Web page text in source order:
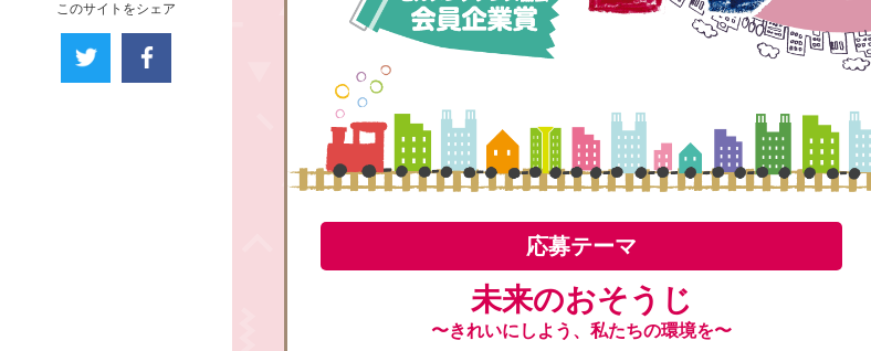
このサイトをシェア
応募テーマ
未来のおそうじ
〜きれいにしよう、私たちの環境を〜